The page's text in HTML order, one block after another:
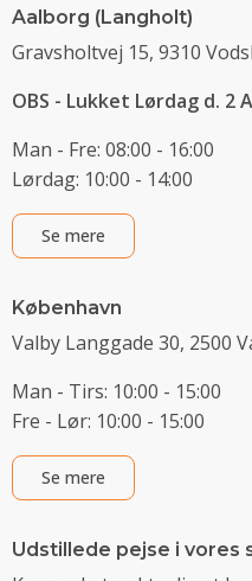
Aalborg (Langholt)
Gravsholtvej 15, 9310
OBS - Lukket Lørdag d. 2
Man - Fre: 08:00 - 16:00
Lørdag: 10:00 - 14:00
Se mere
København
Valby Langgade 30, 2500
Man - Tirs: 10:00 - 15:00
Fre - Lør: 10:00 - 15:00
Se mere
Udstillede pejse i vores